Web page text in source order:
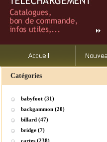
Catégories
babyfoot (31)
backgammon (20)
billard (47)
bridge (7)
cartes (238)